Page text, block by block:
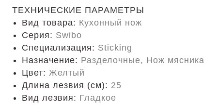
ТЕХНИЧЕСКИЕ ПАРАМЕТРЫ
Вид товара: Кухонный нож
Серия: Swibo
Специализация: Sticking
Назначение: Разделочные, Нож мясника
Цвет: Желтый
Длина лезвия (см): 25
Вид лезвия: Гладкое